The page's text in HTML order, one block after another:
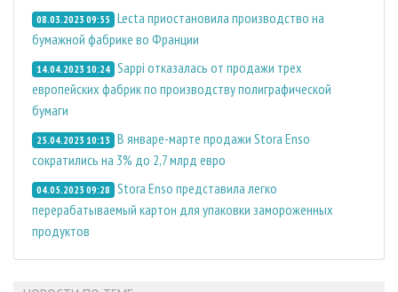
08.03.2023 09:55 Lecta приостановила производство на
бумажной фабрике во Франции
14.04.2023 10:24 Sappi отказалась от продажи трех
европейских фабрик по производству полиграфической
бумаги
25.04.2023 10:13 В январе-марте продажи Stora Enso
сократились на 3% до 2,7 млрд евро
04.05.2023 09:28 Stora Enso представила легко
перерабатываемый картон для упаковки замороженных
продуктов